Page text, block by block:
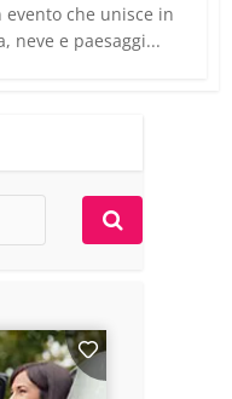
che unisce in
neve e paesaggi...